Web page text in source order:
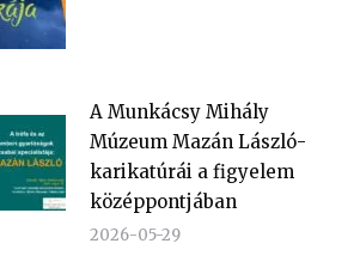
A Munkácsy Mihály
Múzeum Mazán László-
karikatúrái a figyelem
középpontjában
2026-05-29